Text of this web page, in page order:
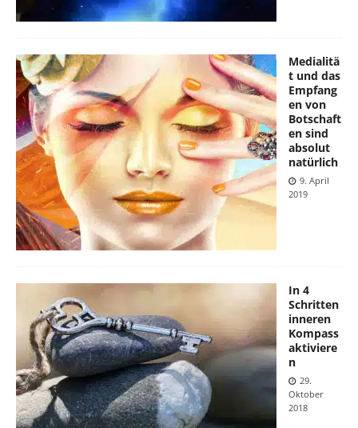
Medialitä
t und das
Empfang
en von
Botschaft
en sind
absolut
natürlich
9. April
2019
In 4
Schritten
inneren
Kompass
aktiviere
n
29.
Oktober
2018